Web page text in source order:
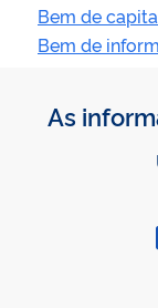
Bem de
Bem de
As